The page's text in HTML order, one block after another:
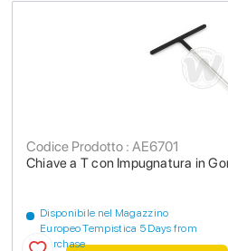
Chiave a T con Impugnatura in
Codice Prodotto : AE6701
Disponibile nel Magazzino
Europeo Tempistica 5 Days from
purchase